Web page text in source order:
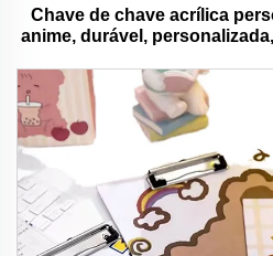
Chave de chave acrílica
anime, durável,